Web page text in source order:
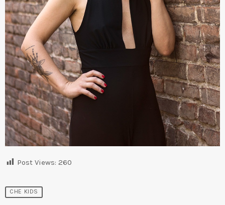
Post Views: 260
CHE KIDS